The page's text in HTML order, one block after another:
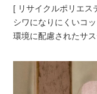
[ リサイクルポリエス
シワになりにくいコ
環境に配慮されたサ